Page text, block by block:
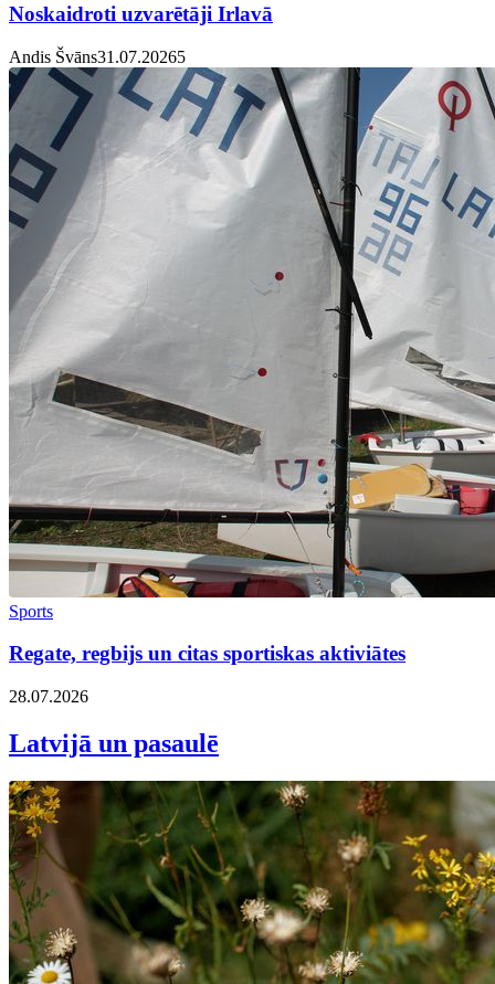
Noskaidroti uzvarētāji Irlavā
Andis Švāns31.07.20265
Sports
Regate, regbijs un citas sportiskas aktiviātes
28.07.2026
Latvijā un pasaulē